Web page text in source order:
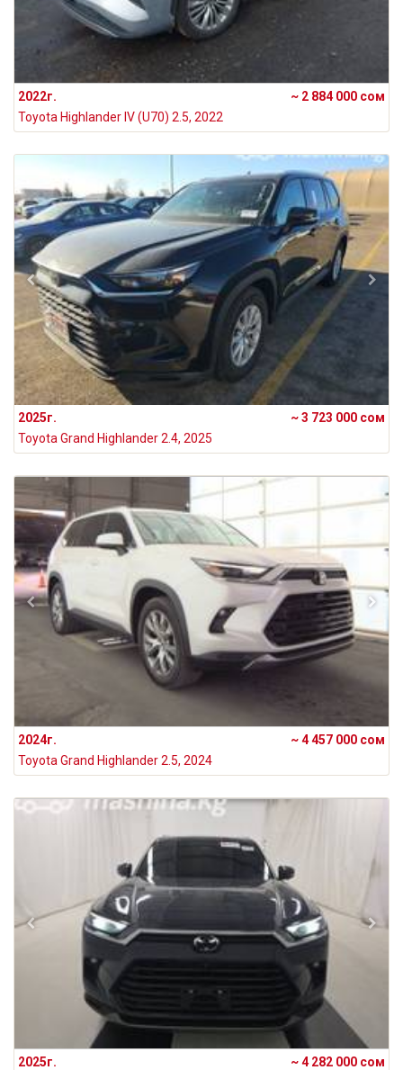
2022г.
~ 2 884 000 сом
Toyota Highlander IV (U70) 2.5, 2022
2025г.
~ 3 723 000 сом
Toyota Grand Highlander 2.4, 2025
2024г.
~ 4 457 000 сом
Toyota Grand Highlander 2.5, 2024
2025г.
~ 4 282 000 сом